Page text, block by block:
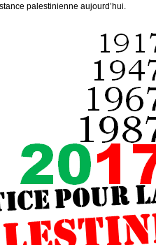
palestinienne aujourd’hui.